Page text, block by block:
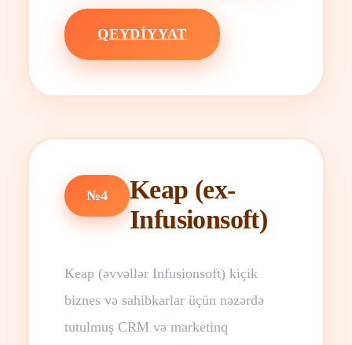
QEYDIYYAT
№4
Keap (ex-
Infusionsoft)
Keap (əvvəllər Infusionsoft) kiçik
biznes və sahibkarlar üçün nəzərdə
tutulmuş CRM və marketinq